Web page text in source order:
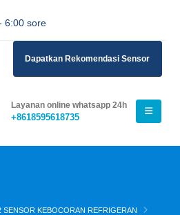
6:00 sore
Dapatkan Rekomendasi Sensor
Layanan online whatsapp 24h
+8618595618735
SENSOR KEBOCORAN REFRIGERAN